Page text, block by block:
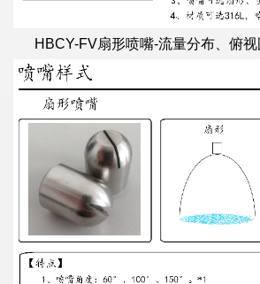
HBCY-FV扇形喷嘴-流量分布、俯